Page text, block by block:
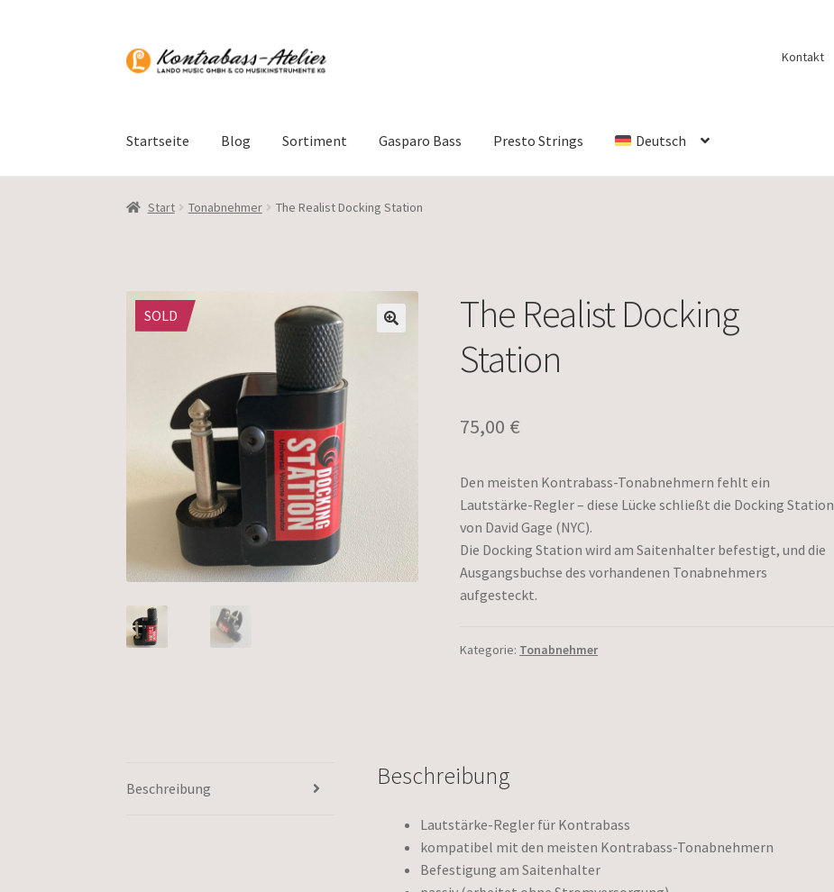
Zur
Navigation
Zum
Inhalt
Kontakt
Startseite Blog Sortiment Gasparo Bass Presto Strings Deutsch
Start Tonabnehmer The Realist Docking Station
SOLD
The Realist Docking
Station
75,00 €
Den meisten Kontrabass-Tonabnehmern fehlt ein
Lautstärke-Regler – diese Lücke schließt die Docking Station
von David Gage (NYC).
Die Docking Station wird am Saitenhalter befestigt, und die
Ausgangsbuchse des vorhandenen Tonabnehmers
aufgesteckt.
Kategorie: Tonabnehmer
Beschreibung Beschreibung
Lautstärke-Regler für Kontrabass
kompatibel mit den meisten Kontrabass-Tonabnehmern
Befestigung am Saitenhalter